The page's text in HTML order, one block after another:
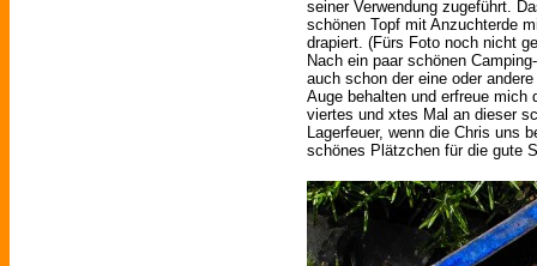
seiner Verwendung zugeführt.
schönen Topf mit Anzuchterde
drapiert. (Fürs Foto noch nicht
Nach ein paar schönen
auch schon der eine oder
Auge behalten und erfreue
viertes und xtes Mal an dieser
Lagerfeuer, wenn die Chris uns
schönes Plätzchen für die gute